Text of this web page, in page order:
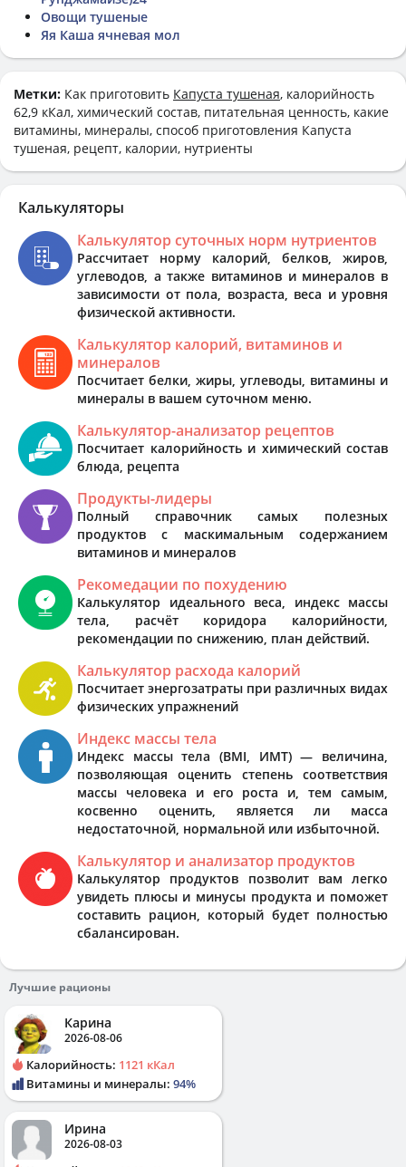
Овощи тушеные
Яя Каша ячневая мол
Метки: Как приготовить Капуста тушеная, калорийность
62,9 кКал, химический состав, питательная ценность, какие
витамины, минералы, способ приготовления Капуста
тушеная, рецепт, калории, нутриенты
Калькуляторы
Калькулятор суточных норм нутриентов
Рассчитает норму калорий, белков, жиров,
углеводов, а также витаминов и минералов в
зависимости от пола, возраста, веса и уровня
физической активности.
Калькулятор калорий, витаминов и
минералов
Посчитает белки, жиры, углеводы, витамины и
минералы в вашем суточном меню.
Калькулятор-анализатор рецептов
Посчитает калорийность и химический состав
блюда, рецепта
Продукты-лидеры
Полный справочник самых полезных
продуктов с маскимальным содержанием
витаминов и минералов
Рекомедации по похудению
Калькулятор идеального веса, индекс массы
тела, расчёт коридора калорийности,
рекомендации по снижению, план действий.
Калькулятор расхода калорий
Посчитает энергозатраты при различных видах
физических упражнений
Индекс массы тела
Индекс массы тела (BMI, ИМТ) — величина,
позволяющая оценить степень соответствия
массы человека и его роста и, тем самым,
косвенно оценить, является ли масса
недостаточной, нормальной или избыточной.
Калькулятор и анализатор продуктов
Калькулятор продуктов позволит вам легко
увидеть плюсы и минусы продукта и поможет
составить рацион, который будет полностью
сбалансирован.
Лучшие рационы
Карина
2026-08-06
Калорийность: 1121 кКал
Витамины и минералы: 94%
Ирина
2026-08-03